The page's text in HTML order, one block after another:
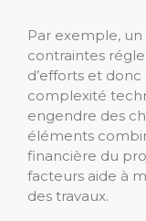
Par exemple,
contraintes
d’efforts et
complexité
engendre des
éléments
financière du
facteurs aide à
des travaux.